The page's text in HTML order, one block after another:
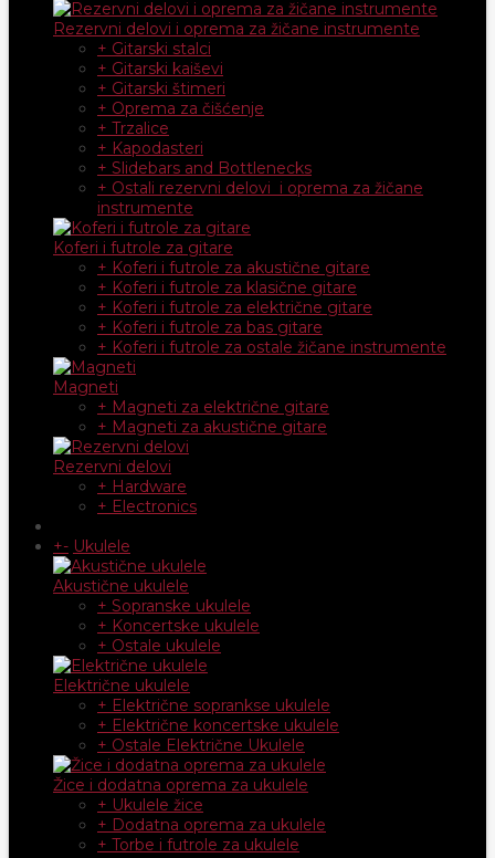
Rezervni delovi i oprema za žičane instrumente
+ Gitarski stalci
+ Gitarski kaiševi
+ Gitarski štimeri
+ Oprema za čišćenje
+ Trzalice
+ Kapodasteri
+ Slidebars and Bottlenecks
+ Ostali rezervni delovi i oprema za žičane
instrumente
Koferi i futrole za gitare
+ Koferi i futrole za akustične gitare
+ Koferi i futrole za klasične gitare
+ Koferi i futrole za električne gitare
+ Koferi i futrole za bas gitare
+ Koferi i futrole za ostale žičane instrumente
Magneti
+ Magneti za električne gitare
+ Magneti za akustične gitare
Rezervni delovi
+ Hardware
+ Electronics
+- Ukulele
Akustične ukulele
+ Sopranske ukulele
+ Koncertske ukulele
+ Ostale ukulele
Električne ukulele
+ Električne soprankse ukulele
+ Električne koncertske ukulele
+ Ostale Električne Ukulele
Žice i dodatna oprema za ukulele
+ Ukulele žice
+ Dodatna oprema za ukulele
+ Torbe i futrole za ukulele